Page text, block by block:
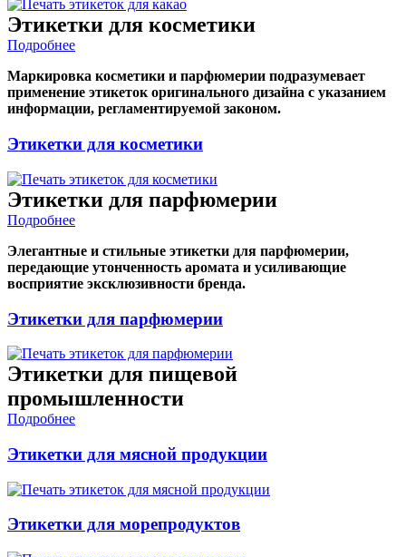
Этикетки для косметики
Подробнее
Маркировка косметики и парфюмерии подразумевает
применение этикеток оригинального дизайна с указанием
информации, регламентируемой законом.
Этикетки для косметики
Этикетки для парфюмерии
Подробнее
Элегантные и стильные этикетки для парфюмерии,
передающие утонченность аромата и усиливающие
восприятие эксклюзивности бренда.
Этикетки для парфюмерии
Этикетки для пищевой
промышленности
Подробнее
Этикетки для мясной продукции
Этикетки для морепродуктов